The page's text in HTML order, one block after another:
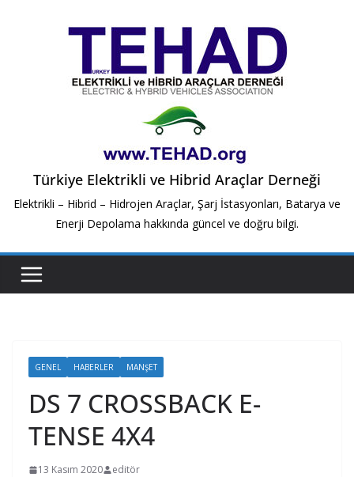
Türkiye Elektrikli ve Hibrid Araçlar Derneği
Elektrikli – Hibrid – Hidrojen Araçlar, Şarj İstasyonları, Batarya ve
Enerji Depolama hakkında güncel ve doğru bilgi.
GENEL HABERLER MANŞET
DS 7 CROSSBACK E-
TENSE 4X4
13 Kasım 2020 editör